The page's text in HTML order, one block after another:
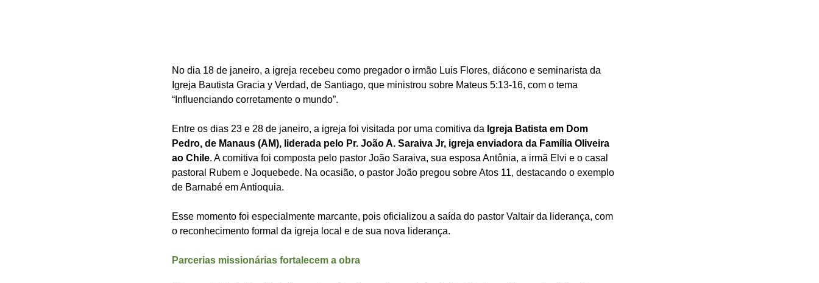
No dia 18 de janeiro, a igreja recebeu como pregador o irmão Luis Flores, diácono e seminarista da
Igreja Bautista Gracia y Verdad, de Santiago, que ministrou sobre Mateus 5:13-16, com o tema
“Influenciando corretamente o mundo”.
Entre os dias 23 e 28 de janeiro, a igreja foi visitada por uma comitiva da Igreja Batista em Dom
Pedro, de Manaus (AM), liderada pelo Pr. João A. Saraiva Jr, igreja enviadora da Família Oliveira
ao Chile. A comitiva foi composta pelo pastor João Saraiva, sua esposa Antônia, a irmã Elvi e o casal
pastoral Rubem e Joquebede. Na ocasião, o pastor João pregou sobre Atos 11, destacando o exemplo
de Barnabé em Antioquia.
Esse momento foi especialmente marcante, pois oficializou a saída do pastor Valtair da liderança, com
o reconhecimento formal da igreja local e de sua nova liderança.
Parcerias missionárias fortalecem a obra